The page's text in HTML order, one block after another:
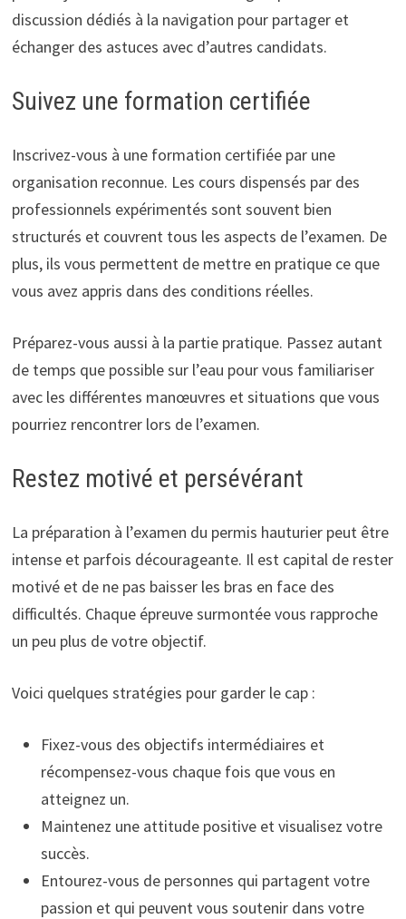
discussion dédiés à la navigation pour partager et
échanger des astuces avec d’autres candidats.
Suivez une formation certifiée
Inscrivez-vous à une formation certifiée par une
organisation reconnue. Les cours dispensés par des
professionnels expérimentés sont souvent bien
structurés et couvrent tous les aspects de l’examen. De
plus, ils vous permettent de mettre en pratique ce que
vous avez appris dans des conditions réelles.
Préparez-vous aussi à la partie pratique. Passez autant
de temps que possible sur l’eau pour vous familiariser
avec les différentes manœuvres et situations que vous
pourriez rencontrer lors de l’examen.
Restez motivé et persévérant
La préparation à l’examen du permis hauturier peut être
intense et parfois décourageante. Il est capital de rester
motivé et de ne pas baisser les bras en face des
difficultés. Chaque épreuve surmontée vous rapproche
un peu plus de votre objectif.
Voici quelques stratégies pour garder le cap :
Fixez-vous des objectifs intermédiaires et
récompensez-vous chaque fois que vous en
atteignez un.
Maintenez une attitude positive et visualisez votre
succès.
Entourez-vous de personnes qui partagent votre
passion et qui peuvent vous soutenir dans votre